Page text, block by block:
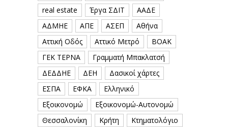
real estate
Έργα ΣΔΙΤ
ΑΑΔΕ
ΑΔΜΗΕ
ΑΠΕ ΑΣΕΠ
Αθήνα
Αττική Οδός
Αττικό Μετρό
ΒΟΑΚ
ΓΕΚ ΤΕΡΝΑ
Γραμματή Μπακλατσή
ΔΕΔΔΗΕ
ΔΕΗ
Δασικοί χάρτες
ΕΣΠΑ
ΕΦΚΑ
Ελληνικό
Εξοικονομώ
Εξοικονομώ-Αυτονομώ
Θεσσαλονίκη
Κρήτη
Κτηματολόγιο